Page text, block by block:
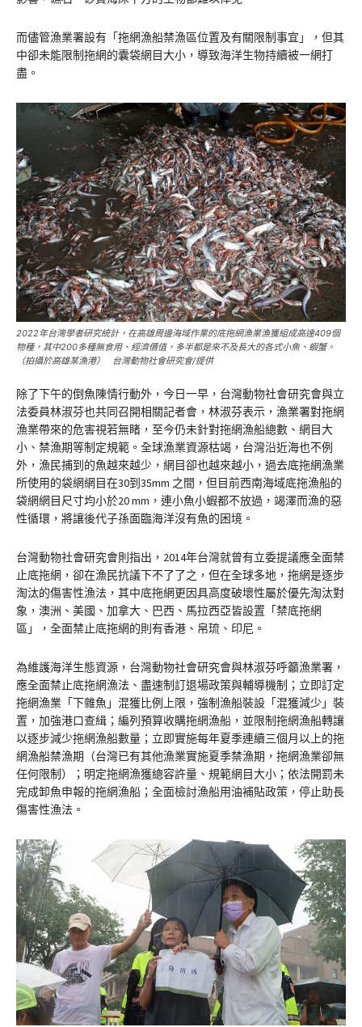
而儘管漁業署設有「拖網漁船禁漁區位置及有關限制事宜」，但其
中卻未能限制拖網的囊袋網目大小，導致海洋生物持續被一網打
盡。
2022年台灣學者研究統計，在高雄周邊海域作業的底拖網漁業漁獲組成高達409個
物種，其中200多種無食用、經濟價值，多半都是來不及長大的各式小魚、蝦蟹。
（拍攝於高雄某漁港） 台灣動物社會研究會/提供
除了下午的倒魚陳情行動外，今日一早，台灣動物社會研究會與立
法委員林淑芬也共同召開相關記者會，林淑芬表示，漁業署對拖網
漁業帶來的危害視若無睹，至今仍未針對拖網漁船總數、網目大
小、禁漁期等制定規範。全球漁業資源枯竭，台灣沿近海也不例
外，漁民捕到的魚越來越少，網目卻也越來越小，過去底拖網漁業
所使用的袋網網目在30到35mm 之間，但目前西南海域底拖漁船的
袋網網目尺寸均小於20 mm，連小魚小蝦都不放過，竭澤而漁的惡
性循環，將讓後代子孫面臨海洋沒有魚的困境。
台灣動物社會研究會則指出，2014年台灣就曾有立委提議應全面禁
止底拖網，卻在漁民抗議下不了了之，但在全球多地，拖網是逐步
淘汰的傷害性漁法，其中底拖網更因具高度破壞性屬於優先淘汰對
象，澳洲、美國、加拿大、巴西、馬拉西亞皆設置「禁底拖網
區」，全面禁止底拖網的則有香港、帛琉、印尼。
為維護海洋生態資源，台灣動物社會研究會與林淑芬呼籲漁業署，
應全面禁止底拖網漁法、盡速制訂退場政策與輔導機制；立即訂定
拖網漁業「下雜魚」混獲比例上限，強制漁船裝設「混獲減少」裝
置，加強港口查緝；編列預算收購拖網漁船，並限制拖網漁船轉讓
以逐步減少拖網漁船數量；立即實施每年夏季連續三個月以上的拖
網漁船禁漁期（台灣已有其他漁業實施夏季禁漁期，拖網漁業卻無
任何限制）；明定拖網漁獲總容許量、規範網目大小；依法開罰未
完成卸魚申報的拖網漁船；全面檢討漁船用油補貼政策，停止助長
傷害性漁法。